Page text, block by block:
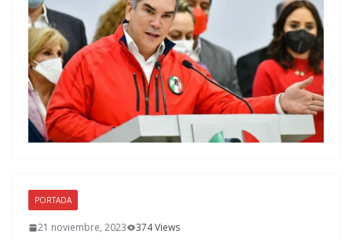
PORTADA
21 noviembre, 2023 374 Views